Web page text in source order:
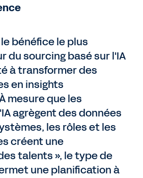
bénéfice le plus
du sourcing basé sur l'IA
à transformer des
en insights
mesure que les
agrègent des données
les rôles et les
créent une
talents », le type de
une planification à